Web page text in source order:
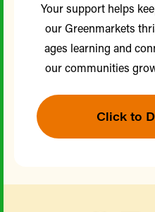
Your support helps
our Greenmarkets
ages learning and
our communities
Click to